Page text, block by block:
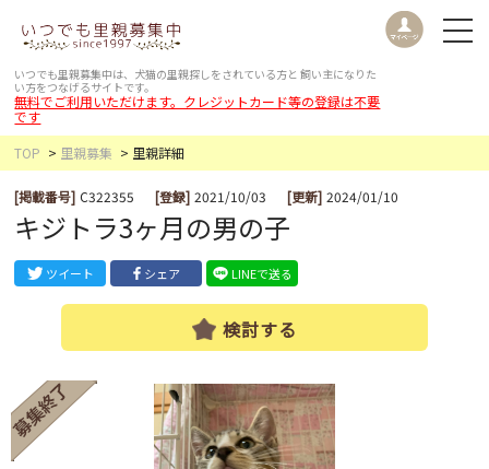
いつでも里親募集中は、犬猫の里親探しをされている方と 飼い主になりた
い方をつなげるサイトです。
無料でご利用いただけます。クレジットカード等の登録は不要
です
TOP
里親募集 里親詳細
[掲載番号] C322355 [登録] 2021/10/03 [更新] 2024/01/10
キジトラ3ヶ月の男の子
ツイート シェア LINEで送る
検討する